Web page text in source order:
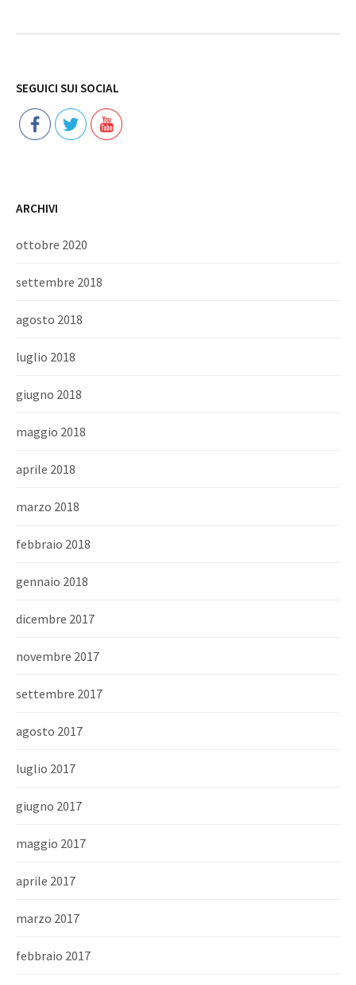
SEGUICI SUI SOCIAL
ARCHIVI
ottobre 2020
settembre 2018
agosto 2018
luglio 2018
giugno 2018
maggio 2018
aprile 2018
marzo 2018
febbraio 2018
gennaio 2018
dicembre 2017
novembre 2017
settembre 2017
agosto 2017
luglio 2017
giugno 2017
maggio 2017
aprile 2017
marzo 2017
febbraio 2017